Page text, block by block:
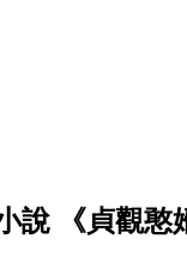
說 《貞觀憨